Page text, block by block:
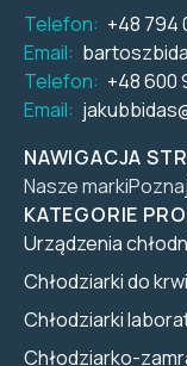
Telefon: +48 794
Email:
Telefon: +48 600
Email:
NAWIGACJA
Nasze marki
KATEGORIE
Urządzenia
Chłodziarki do
Chłodziarki
Chłodziarko-